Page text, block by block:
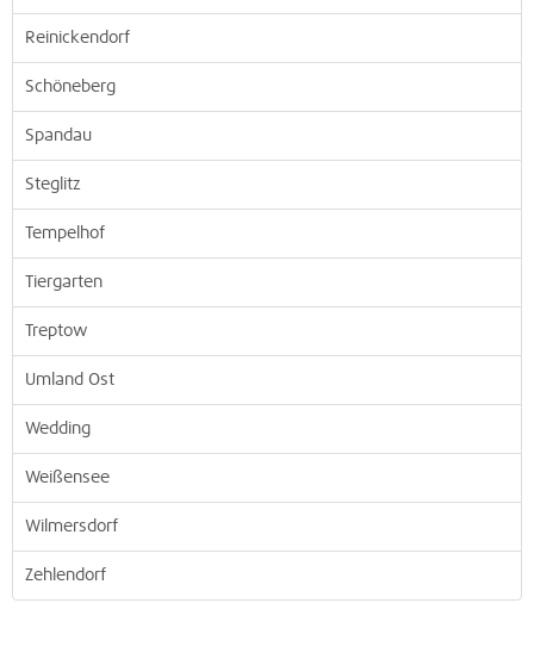
Reinickendorf
Schöneberg
Spandau
Steglitz
Tempelhof
Tiergarten
Treptow
Umland Ost
Wedding
Weißensee
Wilmersdorf
Zehlendorf